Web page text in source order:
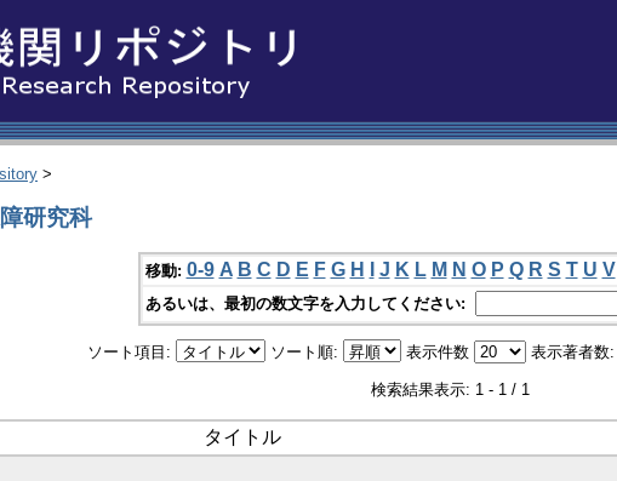
>
研究科
移動: 0-9 A B C D E F G H J K L M N O P Q R S T U V
あるいは、最初の数文字を入力してください:
ソート項目: ソート順: 表示件数 表示著者数:
検索結果表示: 1 - 1 / 1
タイトル